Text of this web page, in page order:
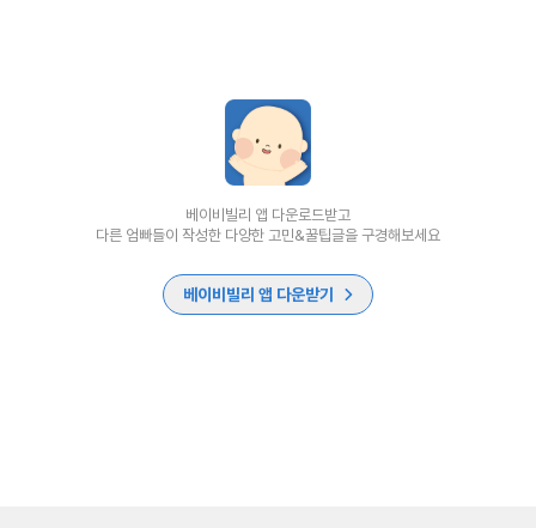
베이비빌리 앱 다운로드받고
다른 엄빠들이 작성한 다양한 고민&꿀팁글을 구경해보세요
베이비빌리 앱 다운받기